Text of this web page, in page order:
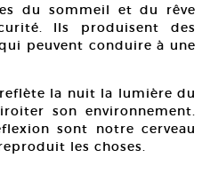
du sommeil et du rêve
Ils produisent des
peuvent conduire à une
la nuit la lumière du
son environnement.
sont notre cerveau
les choses.